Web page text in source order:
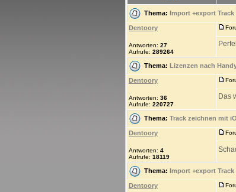
Thema: Import +export
Dentoory
Antworten: 27
Aufrufe: 289264
Thema: Lizenzen nach
Dentoory
Antworten: 36
Aufrufe: 220727
Das
Thema: Track zeichnen mit
Dentoory
Antworten: 4
Aufrufe: 18119
Thema: Import +export
Dentoory